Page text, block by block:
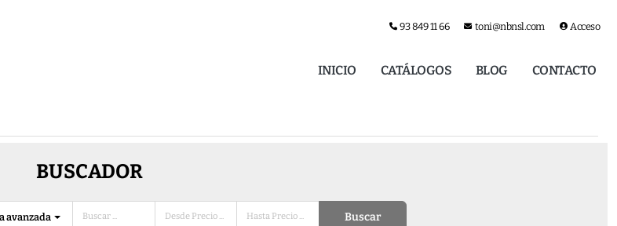
93 849 11 66 toni@nbnsl.com Acceso
INICIO CATÁLOGOS BLOG CONTACTO
BUSCADOR
avanzada Buscar